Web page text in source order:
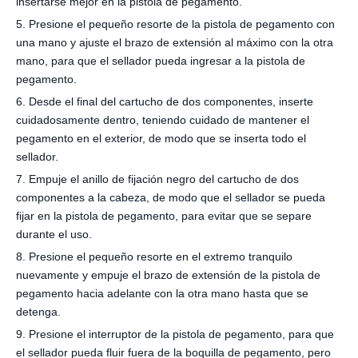
5. Presione el pequeño resorte de la pistola de pegamento con
una mano y ajuste el brazo de extensión al máximo con la otra
mano, para que el sellador pueda ingresar a la pistola de
pegamento.
6. Desde el final del cartucho de dos componentes, inserte
cuidadosamente dentro, teniendo cuidado de mantener el
pegamento en el exterior, de modo que se inserta todo el
sellador.
7. Empuje el anillo de fijación negro del cartucho de dos
componentes a la cabeza, de modo que el sellador se pueda
fijar en la pistola de pegamento, para evitar que se separe
durante el uso.
8. Presione el pequeño resorte en el extremo tranquilo
nuevamente y empuje el brazo de extensión de la pistola de
pegamento hacia adelante con la otra mano hasta que se
detenga.
9. Presione el interruptor de la pistola de pegamento, para que
el sellador pueda fluir fuera de la boquilla de pegamento, pero